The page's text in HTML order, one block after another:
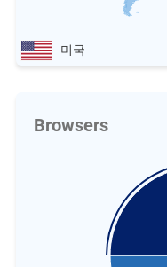
미국
Browsers